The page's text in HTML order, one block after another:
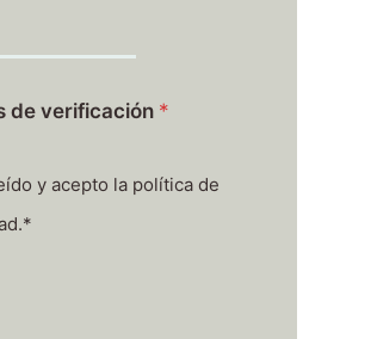
de verificación *
y acepto la política de